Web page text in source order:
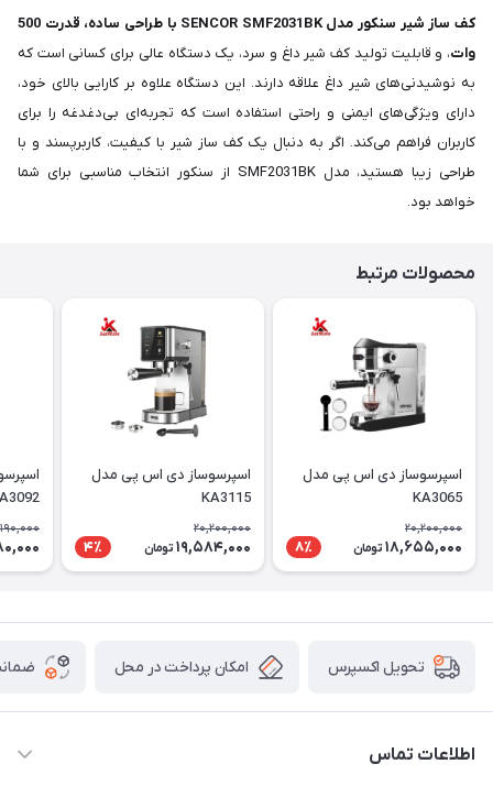
کف ساز شیر سنکور مدل SENCOR SMF2031BK با طراحی ساده، قدرت 500
وات، و قابلیت تولید کف شیر داغ و سرد، یک دستگاه عالی برای کسانی است که
به نوشیدنی‌های شیر داغ علاقه دارند. این دستگاه علاوه بر کارایی بالای خود،
دارای ویژگی‌های ایمنی و راحتی استفاده است که تجربه‌ای بی‌دغدغه را برای
کاربران فراهم می‌کند. اگر به دنبال یک کف ساز شیر با کیفیت، کاربرپسند و با
طراحی زیبا هستید، مدل SMF2031BK از سنکور انتخاب مناسبی برای شما
خواهد بود.
محصولات مرتبط
اسپرسوساز دی اس پی مدل
KA3065
20,200,000
18,655,000 تومان 8٪
اسپرسوساز دی اس پی مدل
KA3115
20,200,000
19,584,000 تومان 4٪
تحویل اکسپرس امکان پرداخت در محل
اطلاعات تماس